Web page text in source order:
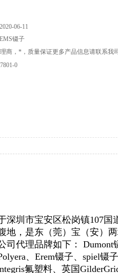
06-11
镊子
商，*，质量保证更多产品信息请联系我
0
圳市宝安区松岗镇107国
地，是东（莞）宝（安）
代理品牌如下： Dumont
、Erem镊子、spiel镊
氟塑料、英国